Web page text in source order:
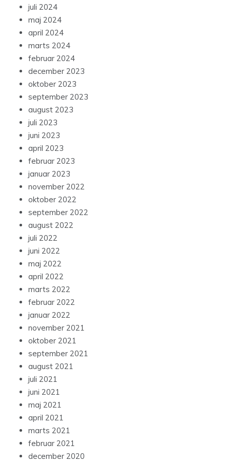
juli 2024
maj 2024
april 2024
marts 2024
februar 2024
december 2023
oktober 2023
september 2023
august 2023
juli 2023
juni 2023
april 2023
februar 2023
januar 2023
november 2022
oktober 2022
september 2022
august 2022
juli 2022
juni 2022
maj 2022
april 2022
marts 2022
februar 2022
januar 2022
november 2021
oktober 2021
september 2021
august 2021
juli 2021
juni 2021
maj 2021
april 2021
marts 2021
februar 2021
december 2020